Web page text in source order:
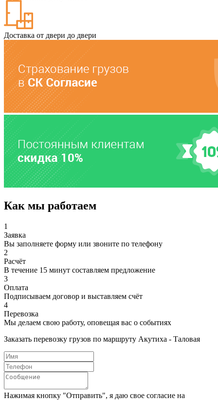
Доставка от двери до двери
Как мы работаем
1
Заявка
Вы заполняете форму или звоните по телефону
2
Расчёт
В течение 15 минут составляем предложение
3
Оплата
Подписываем договор и выставляем счёт
4
Перевозка
Мы делаем свою работу, оповещая вас о событиях
Заказать перевозку грузов по маршруту Акутиха - Таловая
Нажимая кнопку "Отправить", я даю свое согласие на